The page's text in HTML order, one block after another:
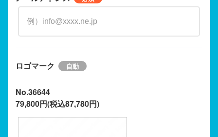
ロゴマーク
No.36644
79,800円(税込87,780円)